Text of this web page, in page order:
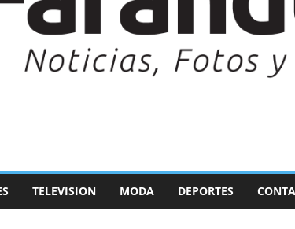
TELEVISION MODA DEPORTES